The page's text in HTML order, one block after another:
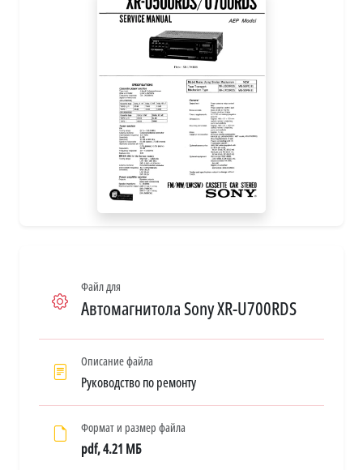
Файл для
Автомагнитола Sony XR-U700RDS
Описание файла
Руководство по ремонту
Формат и размер файла
pdf, 4.21 МБ